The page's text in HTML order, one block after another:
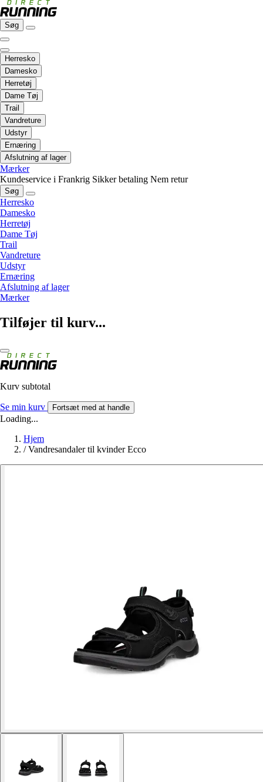
Søg
Herresko
Damesko
Herretøj
Dame Tøj
Trail
Vandreture
Udstyr
Ernæring
Afslutning af lager
Mærker
Kundeservice i Frankrig Sikker betaling Nem retur
Søg
Herresko
Damesko
Herretøj
Dame Tøj
Trail
Vandreture
Udstyr
Ernæring
Afslutning af lager
Mærker
Tilføjer til kurv...
Kurv subtotal
Se min kurv Fortsæt med at handle
Loading...
Hjem
/ Vandresandaler til kvinder Ecco